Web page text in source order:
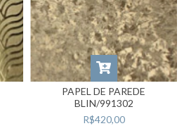
PAPEL DE PAREDE
BLIN/991302
R$420,00